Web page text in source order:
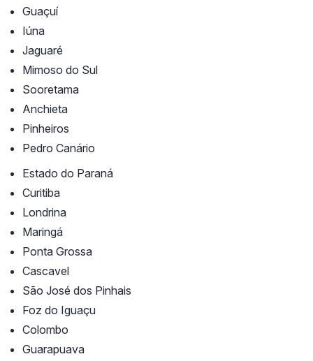
Guaçuí
Iúna
Jaguaré
Mimoso do Sul
Sooretama
Anchieta
Pinheiros
Pedro Canário
Estado do Paraná
Curitiba
Londrina
Maringá
Ponta Grossa
Cascavel
São José dos Pinhais
Foz do Iguaçu
Colombo
Guarapuava